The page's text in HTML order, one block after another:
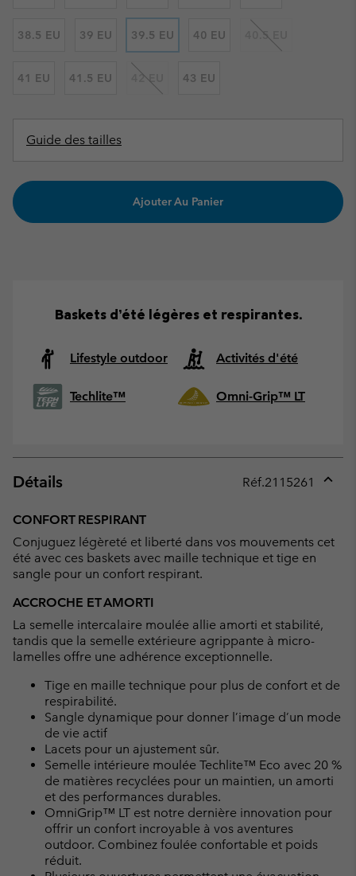
38.5 EU 39 EU 39.5 EU 40 EU 40.5 EU
41 EU 41.5 EU 42 EU 43 EU
Guide des tailles
Ajouter Au Panier
Baskets d’été légères et respirantes.
Lifestyle outdoor Activités d'été
Techlite™ Omni-Grip™ LT
Détails Réf.2115261
CONFORT RESPIRANT
Conjuguez légèreté et liberté dans vos mouvements cet
été avec ces baskets avec maille technique et tige en
sangle pour un confort respirant.
ACCROCHE ET AMORTI
La semelle intercalaire moulée allie amorti et stabilité,
tandis que la semelle extérieure agrippante à micro-
lamelles offre une adhérence exceptionnelle.
Tige en maille technique pour plus de confort et de
respirabilité.
Sangle dynamique pour donner l’image d’un mode
de vie actif
Lacets pour un ajustement sûr.
Semelle intérieure moulée Techlite™ Eco avec 20 %
de matières recyclées pour un maintien, un amorti
et des performances durables.
OmniGrip™ LT est notre dernière innovation pour
offrir un confort incroyable à vos aventures
outdoor. Combinez foulée confortable et poids
réduit.